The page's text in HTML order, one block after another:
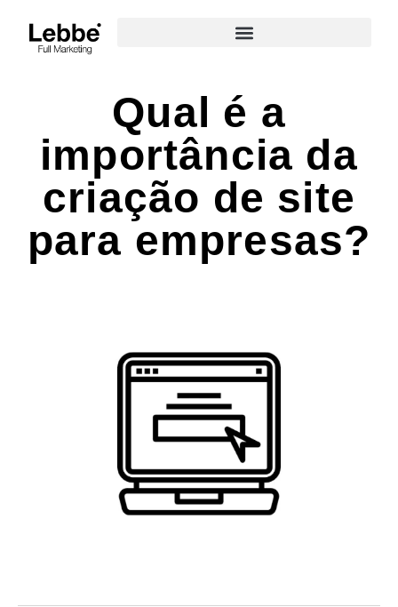
Qual é a
importância da
criação de site
para empresas?